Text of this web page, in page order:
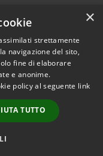
© 2026 • Comune di
•
Accesso
redazione
×
strettamente
navigazione del sito,
fine di elaborare
e anonime.
policy al seguente link
TUTTO